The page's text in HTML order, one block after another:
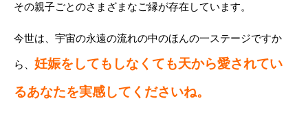
その親子ごとのさまざまなご縁が存在しています。
今世は、宇宙の永遠の流れの中のほんの一ステージですか
ら、 妊娠をしてもしなくても天から愛されてい
るあなたを実感してくださいね。